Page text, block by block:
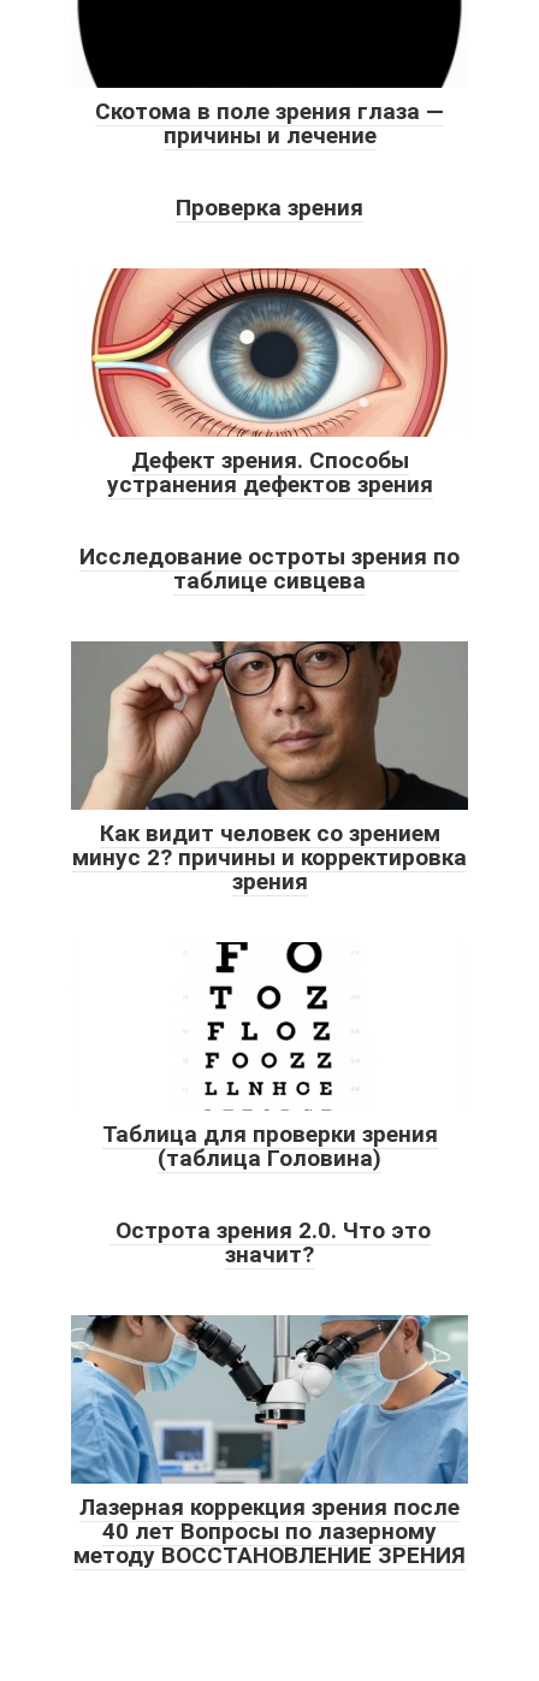
Скотома в поле зрения глаза —
причины и лечение
Проверка зрения
Дефект зрения. Способы
устранения дефектов зрения
Исследование остроты зрения по
таблице сивцева
Как видит человек со зрением
минус 2? причины и корректировка
зрения
Таблица для проверки зрения
(таблица Головина)
Острота зрения 2.0. Что это
значит?
Лазерная коррекция зрения после
40 лет Вопросы по лазерному
методу ВОССТАНОВЛЕНИЕ ЗРЕНИЯ